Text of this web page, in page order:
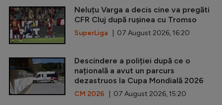
Neluțu Varga a decis cine va pregăti
CFR Cluj după rușinea cu Tromso
SuperLiga | 07 August 2026, 16:20
Descindere a poliției după ce o
națională a avut un parcurs
dezastruos la Cupa Mondială 2026
CM 2026 | 07 August 2026, 15:20